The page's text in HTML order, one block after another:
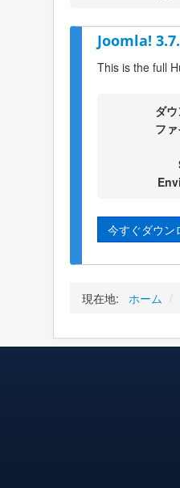
Joomla!
This is the full
ダ
フ
今すぐダウン
現在地: ホーム /